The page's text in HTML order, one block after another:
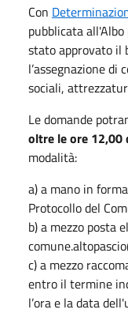
Con
pubblicata
stato approvato il
l’assegnazione
sociali,
Le domande
oltre le ore
modalità:
a) a mano in
Protocollo del
b) a mezzo posta
c) a mezzo
entro il termine
l’ora e la data